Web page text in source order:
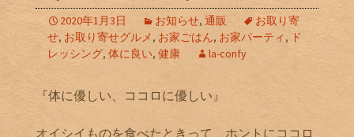
2020年1月3日 お知らせ, 通販
お取り寄
せ, お取り寄せグルメ , お家ごはん, お家パーティ , ド
レッシング, 体に良い, 健康 la-confy
『体に優しい、ココロに優しい』
オイシイものを食べたときって、ホントにココロ